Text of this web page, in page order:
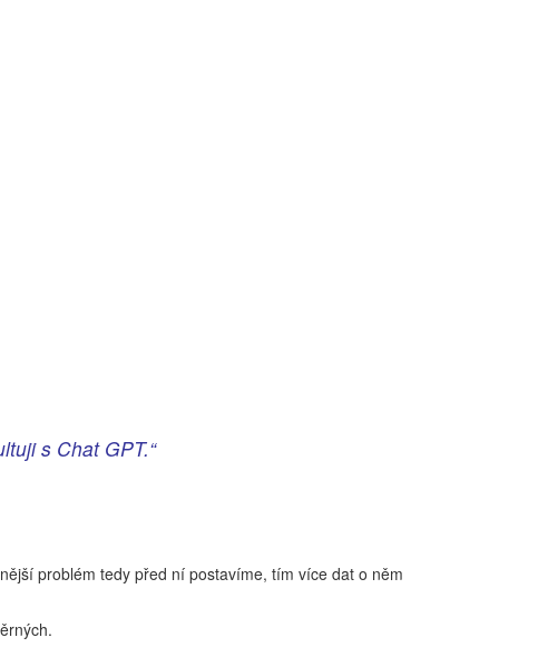
s Chat GPT.“
problém tedy před ní postavíme, tím více dat o něm